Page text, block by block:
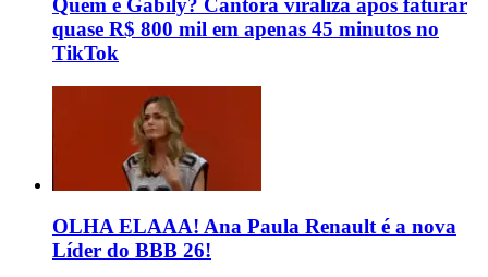
Quem é Gabily? Cantora viraliza após faturar
quase R$ 800 mil em apenas 45 minutos no
TikTok
OLHA ELAAA! Ana Paula Renault é a nova
Líder do BBB 26!